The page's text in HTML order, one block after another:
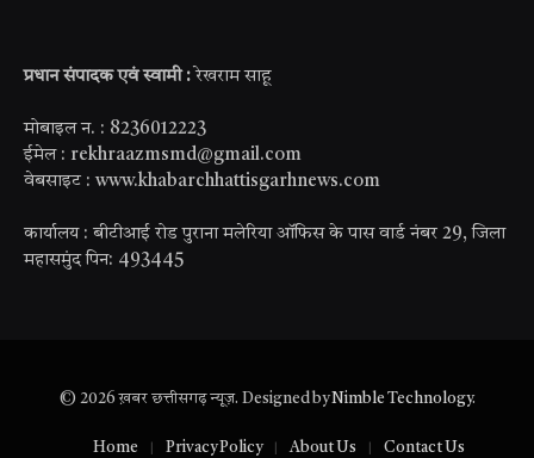
प्रधान संपादक एवं स्वामी : रेखराम साहू
मोबाइल न. : 8236012223
ईमेल : rekhraazmsmd@gmail.com
वेबसाइट : www.khabarchhattisgarhnews.com
कार्यालय : बीटीआई रोड पुराना मलेरिया ऑफिस के पास वार्ड नंबर 29, जिला
महासमुंद पिन: 493445
© 2026 ख़बर छत्तीसगढ़ न्यूज़. Designed byNimble Technology.
Home Privacy Policy About Us Contact Us